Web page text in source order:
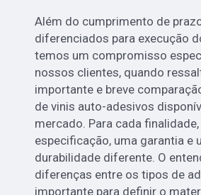
Além do cumprimento de
diferenciados para execução
temos um compromisso
nossos clientes, quando
importante e breve
de vinis auto-adesivos
mercado. Para cada
especificação, uma garantia e
durabilidade diferente. O
diferenças entre os tipos de
importante para definir o